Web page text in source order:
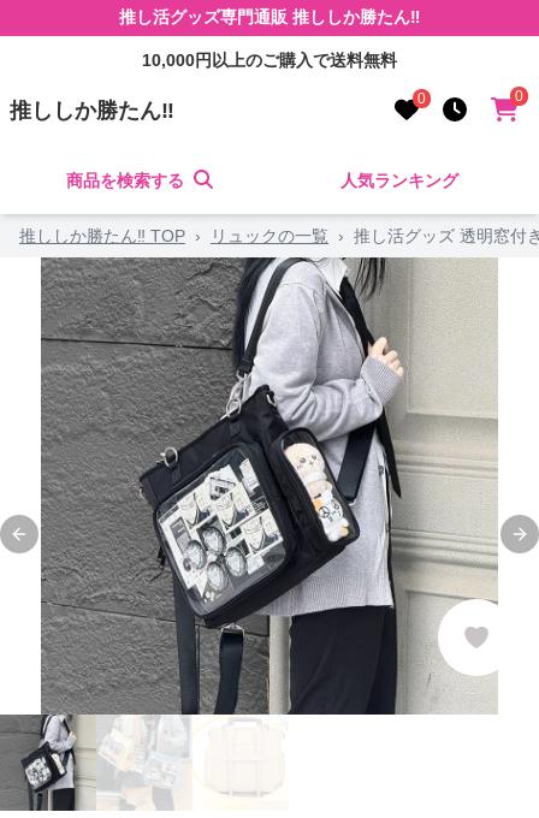
推し活グッズ専門通販 推ししか勝たん‼
10,000円以上のご購入で送料無料
推ししか勝たん‼ 0 0
商品を検索する 人気ランキング
推ししか勝たん‼ TOP › リュックの一覧 › 推し活グッズ 透明窓付
Previous slide